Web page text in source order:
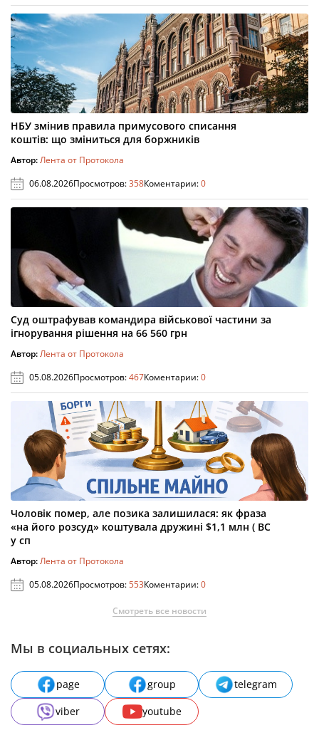
НБУ змінив правила примусового списання
коштів: що зміниться для боржників
Автор:Лента от Протокола
06.08.2026Просмотров:358Коментарии:0
Суд оштрафував командира військової частини за
ігнорування рішення на 66 560 грн
Автор:Лента от Протокола
05.08.2026Просмотров:467Коментарии:0
Чоловік помер, але позика залишилася: як фраза
«на його розсуд» коштувала дружині $1,1 млн ( ВС
у сп
Автор:Лента от Протокола
05.08.2026Просмотров:553Коментарии:0
Смотреть все новости
Мы в социальных сетях:
page group
telegram
viber
youtube